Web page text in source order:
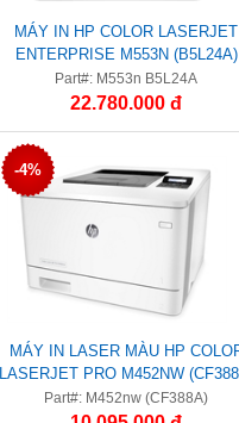
MÁY IN HP COLOR LASERJET
ENTERPRISE M553N (B5L24A)
Part#: M553n B5L24A
22.780.000 đ
-4%
MÁY IN LASER MÀU HP
LASERJET PRO M452NW
Part#: M452nw (CF388A)